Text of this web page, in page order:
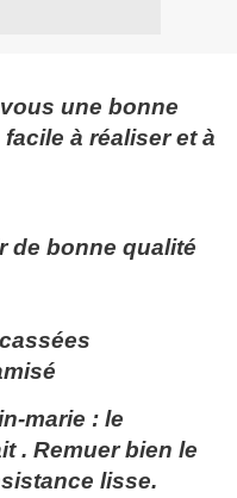
une bonne
à réaliser et à
de bonne qualité
marie : le
. Remuer bien le
lisse.